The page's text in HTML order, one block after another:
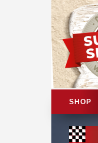
SHOP